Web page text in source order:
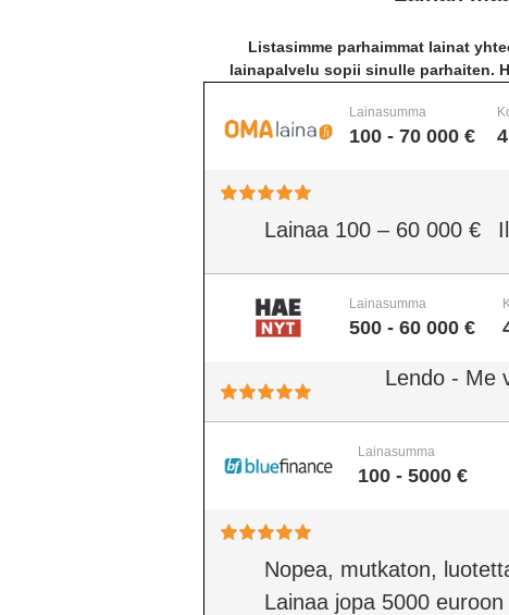
Listasimme parhaimmat lainat
lainapalvelu sopii sinulle parhaiten.
Lainasumma
100 - 70 000 €
Lainaa 100 – 60 000 €
Lainasumma
500 - 60 000 €
Lendo - Me
Lainasumma
100 - 5000 €
Nopea, mutkaton,
Lainaa jopa 5000